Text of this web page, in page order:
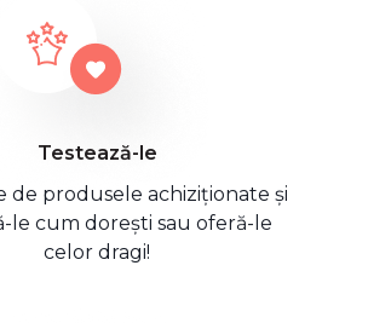
Testează-le
de produsele achiziționate și
le cum dorești sau oferă-le
celor dragi!